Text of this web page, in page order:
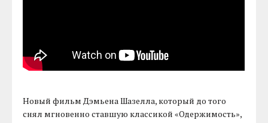
Новый фильм Дэмьена Шазелла, который до того
снял мгновенно ставшую классикой «Одержимость»,